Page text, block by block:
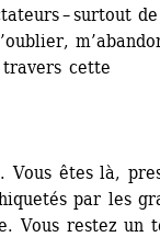
– surtout de
cette
Vous êtes là,
par les
Vous restez un